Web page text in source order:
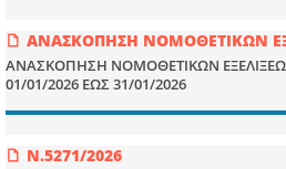
ΑΝΑΣΚΟΠΗΣΗ ΝΟΜΟΘΕΤΙΚΩΝ
ΑΝΑΣΚΟΠΗΣΗ ΝΟΜΟΘΕΤΙΚΩΝ
01/01/2026 ΕΩΣ 31/01/2026
Ν.5271/2026